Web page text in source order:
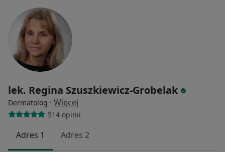
lek. Regina Szuszkiewicz-Grobelak
Dermatolog · Więcej
514 opinii
Adres 1 Adres 2